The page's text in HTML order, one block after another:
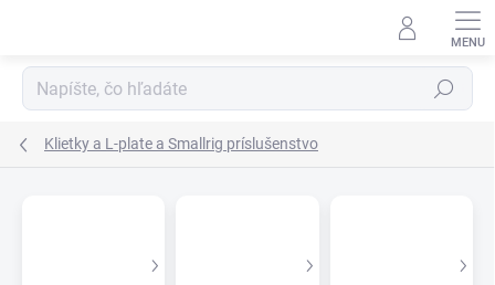
Hľadať
Klietky a L-plate a Smallrig príslušenstvo